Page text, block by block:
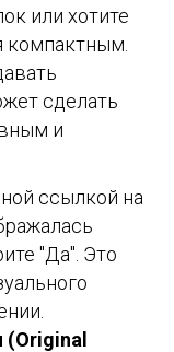
или хотите
компактным.
сделать
и
ссылкой на
"Да". Это
(Original